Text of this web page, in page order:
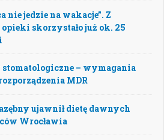
nie jedzie na wakacje”. Z
opieki skorzystało już ok. 25
stomatologiczne – wymagania
MDR
ujawnił dietę dawnych
Wrocławia